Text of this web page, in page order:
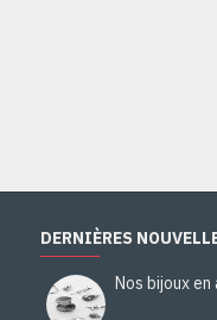
DERNIÈRES